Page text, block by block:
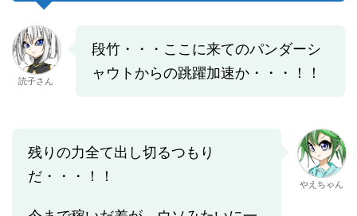
読子さん
段竹・・・ここに来てのパンダーシ
ャウトからの跳躍加速か・・・！！
残りの力全て出し切るつもり
だ・・・！！
やえちゃん